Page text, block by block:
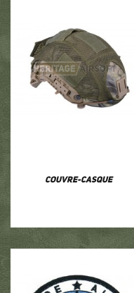
Couvre-casque